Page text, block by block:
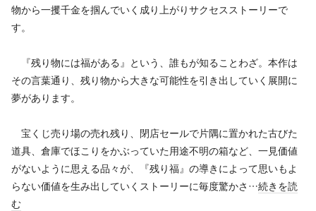
物から一攫千金を掴んでいく成り上がりサクセスストーリーで
す。
『残り物には福がある』という、誰もが知ることわざ。本作は
その言葉通り、残り物から大きな可能性を引き出していく展開に
夢があります。
宝くじ売り場の売れ残り、閉店セールで片隅に置かれた古びた
道具、倉庫でほこりをかぶっていた用途不明の箱など、一見価値
がないように思える品々が、『残り福』の導きによって思いもよ
らない価値を生み出していくストーリーに毎度驚かさ…続きを読
む